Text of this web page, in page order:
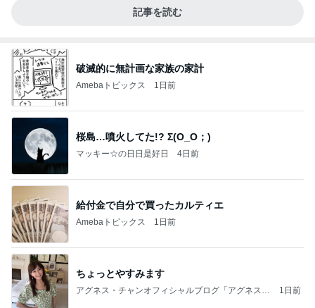
記事を読む
破滅的に無計画な家族の家計
Amebaトピックス 1日前
桜島…噴火してた!? Σ(O_O；)
マッキー☆の日日是好日 4日前
給付金で自分で買ったカルティエ
Amebaトピックス 1日前
ちょっとやすみます
アグネス・チャンオフィシャルブログ「アグネスち
1日前